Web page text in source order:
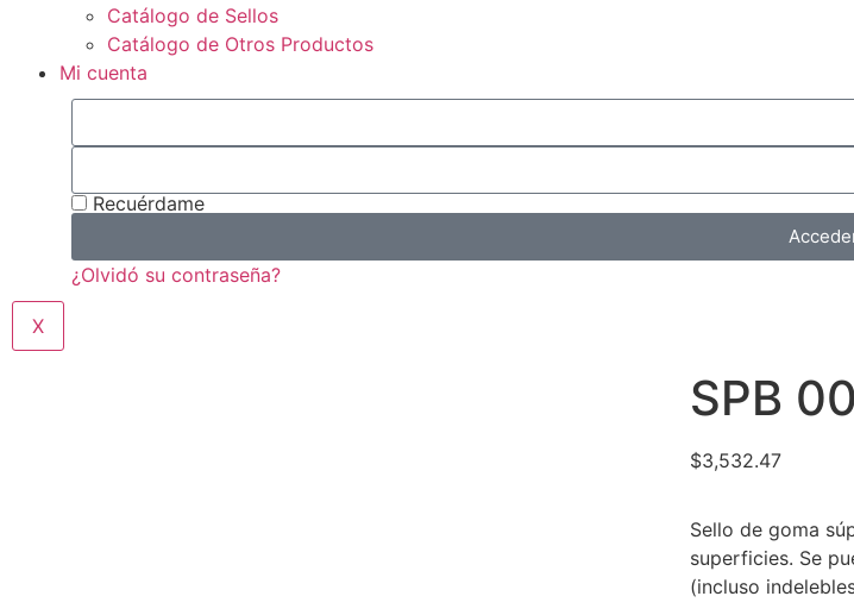
Catálogo de Sellos
Catálogo de Otros Productos
Mi cuenta
Recuérdame
¿Olvidó su contraseña?
X
SPB
$3,532.47
Sello de goma
superficies. Se
(incluso